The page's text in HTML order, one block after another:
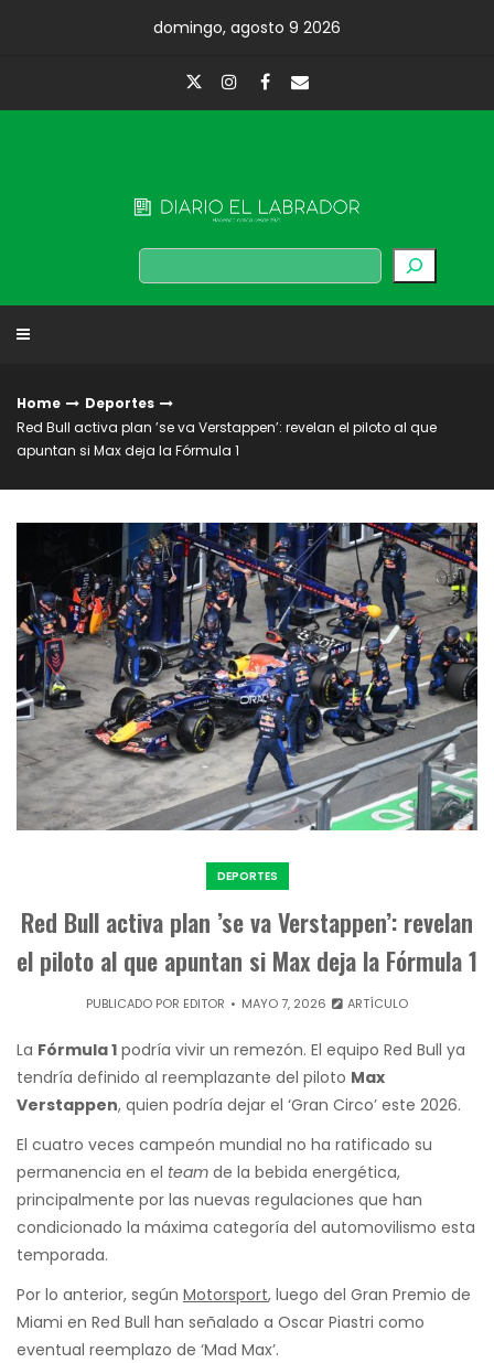
domingo, agosto 9 2026
Buscar
Home
Deportes
Red Bull activa plan ’se va Verstappen’: revelan el piloto al que
apuntan si Max deja la Fórmula 1
DEPORTES
Red Bull activa plan ’se va Verstappen’: revelan
el piloto al que apuntan si Max deja la Fórmula 1
PUBLICADO POR EDITOR MAYO 7, 2026 ARTÍCULO
La Fórmula 1 podría vivir un remezón. El equipo Red Bull ya
tendría definido al reemplazante del piloto Max
Verstappen, quien podría dejar el ‘Gran Circo’ este 2026.
El cuatro veces campeón mundial no ha ratificado su
permanencia en el team de la bebida energética,
principalmente por las nuevas regulaciones que han
condicionado la máxima categoría del automovilismo esta
temporada.
Por lo anterior, según Motorsport, luego del Gran Premio de
Miami en Red Bull han señalado a Oscar Piastri como
eventual reemplazo de ‘Mad Max’.